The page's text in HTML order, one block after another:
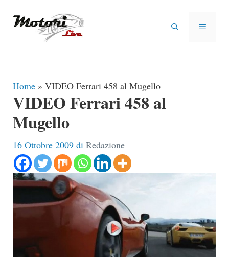
MENU
Home » VIDEO Ferrari 458 al Mugello
VIDEO Ferrari 458 al
Mugello
16 Ottobre 2009 di Redazione